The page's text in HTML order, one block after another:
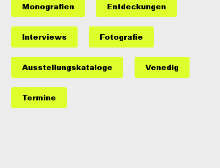
Monografien Entdeckungen
Interviews Fotografie
Ausstellungs­kataloge Venedig
Termine